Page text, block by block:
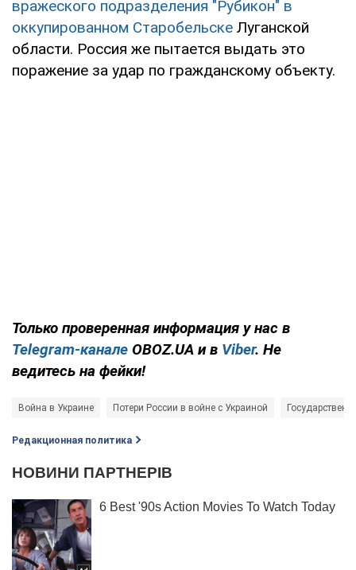
вражеского подразделения "Рубикон" в
оккупированном Старобельске Луганской
области. Россия же пытается выдать это
поражение за удар по гражданскому объекту.
Только проверенная информация у нас в
Telegram-канале OBOZ.UA и в Viber. Не
ведитесь на фейки!
Война в Украине Потери России в войне с Украиной
Редакционная политика